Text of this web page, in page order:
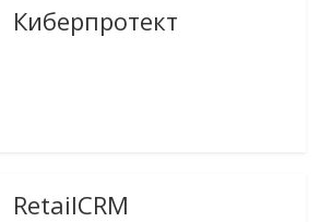
Киберпротект
RetailCRM